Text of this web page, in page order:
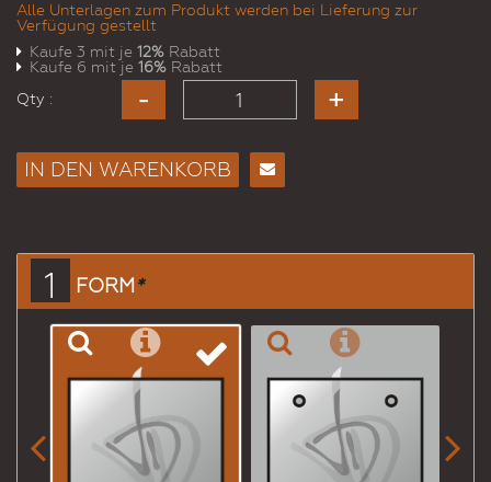
Alle Unterlagen zum Produkt werden bei Lieferung zur
Verfügung gestellt
Kaufe 3 mit je 12% Rabatt
Kaufe 6 mit je 16% Rabatt
Qty :
IN DEN WARENKORB
1 FORM*
 